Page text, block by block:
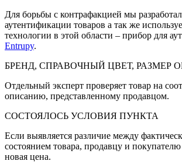
Для борьбы с контрафакцией мы
аутентификации товаров а так же
технологии в этой области – прибор для
Entrupy.
БРЕНД, СПРАВОЧНЫЙ ЦВЕТ, РАЗМЕР
Отдельный эксперт проверяет товар на
описанию, представленному продавцом.
СОСТОЯЛОСЬ УСЛОВИЯ ПУНКТА
Если выявляется различие между
состоянием товара, продавцу и покупателю
новая цена.